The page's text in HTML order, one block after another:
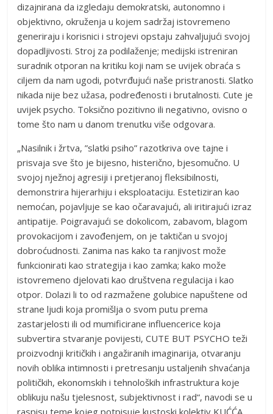
dizajnirana da izgledaju demokratski, autonomno i
objektivno, okruženja u kojem sadržaj istovremeno
generiraju i korisnici i strojevi opstaju zahvaljujući svojoj
dopadljivosti. Stroj za podilaženje; medijski istreniran
suradnik otporan na kritiku koji nam se uvijek obraća s
ciljem da nam ugodi, potvrđujući naše pristranosti. Slatko
nikada nije bez užasa, podređenosti i brutalnosti. Cute je
uvijek psycho. Toksično pozitivno ili negativno, ovisno o
tome što nam u danom trenutku više odgovara.
„Nasilnik i žrtva, ”slatki psiho” razotkriva ove tajne i
prisvaja sve što je bijesno, histerično, bjesomučno. U
svojoj nježnoj agresiji i pretjeranoj fleksibilnosti,
demonstrira hijerarhiju i eksploataciju. Estetiziran kao
nemoćan, pojavljuje se kao očaravajući, ali iritirajući izraz
antipatije. Poigravajući se dokolicom, zabavom, blagom
provokacijom i zavođenjem, on je taktičan u svojoj
dobroćudnosti. Zanima nas kako ta ranjivost može
funkcionirati kao strategija i kao zamka; kako može
istovremeno djelovati kao društvena regulacija i kao
otpor. Dolazi li to od razmažene golubice napuštene od
strane ljudi koja promišlja o svom putu prema
zastarjelosti ili od mumificirane influencerice koja
subvertira stvaranje povijesti, CUTE BUT PSYCHO teži
proizvodnji kritičkih i angažiranih imaginarija, otvaranju
novih oblika intimnosti i pretresanju ustaljenih shvaćanja
političkih, ekonomskih i tehnoloških infrastruktura koje
oblikuju našu tjelesnost, subjektivnost i rad“, navodi se u